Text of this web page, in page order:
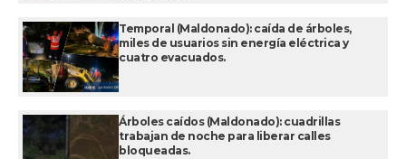
Temporal (Maldonado): caída de árboles,
miles de usuarios sin energía eléctrica y
cuatro evacuados.
Árboles caídos (Maldonado): cuadrillas
trabajan de noche para liberar calles
bloqueadas.